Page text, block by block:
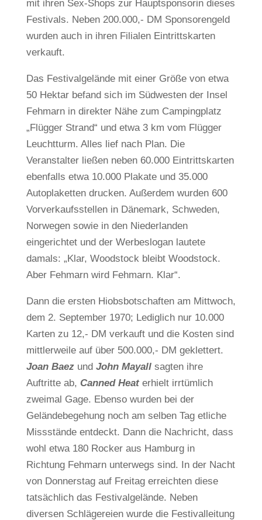
mit ihren Sex-Shops zur Hauptsponsorin dieses
Festivals. Neben 200.000,- DM Sponsorengeld
wurden auch in ihren Filialen Eintrittskarten
verkauft.
Das Festivalgelände mit einer Größe von etwa
50 Hektar befand sich im Südwesten der Insel
Fehmarn in direkter Nähe zum Campingplatz
„Flügger Strand“ und etwa 3 km vom Flügger
Leuchtturm. Alles lief nach Plan. Die
Veranstalter ließen neben 60.000 Eintrittskarten
ebenfalls etwa 10.000 Plakate und 35.000
Autoplaketten drucken. Außerdem wurden 600
Vorverkaufsstellen in Dänemark, Schweden,
Norwegen sowie in den Niederlanden
eingerichtet und der Werbeslogan lautete
damals: „Klar, Woodstock bleibt Woodstock.
Aber Fehmarn wird Fehmarn. Klar“.
Dann die ersten Hiobsbotschaften am Mittwoch,
dem 2. September 1970; Lediglich nur 10.000
Karten zu 12,- DM verkauft und die Kosten sind
mittlerweile auf über 500.000,- DM geklettert.
Joan Baez und John Mayallsagten ihre
Auftritte ab, Canned Heaterhielt irrtümlich
zweimal Gage. Ebenso wurden bei der
Geländebegehung noch am selben Tag etliche
Missstände entdeckt. Dann die Nachricht, dass
wohl etwa 180 Rocker aus Hamburg in
Richtung Fehmarn unterwegs sind. In der Nacht
von Donnerstag auf Freitag erreichten diese
tatsächlich das Festivalgelände. Neben
diversen Schlägereien wurde die Festivalleitung